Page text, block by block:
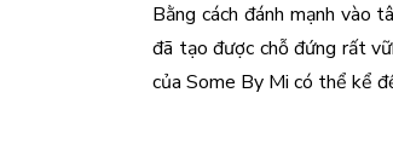
Bằng cách đánh mạnh vào
đã tạo được chỗ đứng rất
của Some By Mi có thể kể